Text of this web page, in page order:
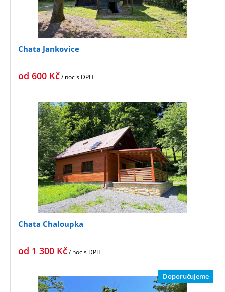
Chata Jankovice
od 600 Kč/ nocs DPH
Chata Chaloupka
od 1 300 Kč/ nocs DPH
Doporučujeme